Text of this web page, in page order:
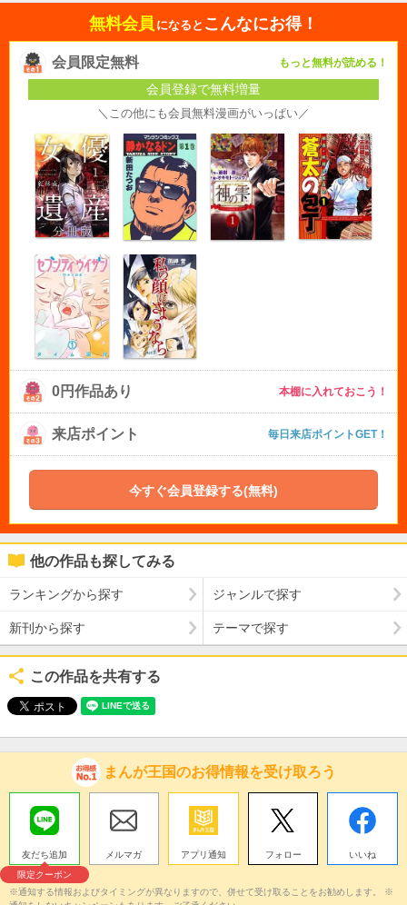
無料会員 になると こんなにお得！
会員限定無料 もっと無料が読める！
会員登録で無料増量
＼この他にも会員無料漫画がいっぱい／
0円作品あり 本棚に入れておこう！
来店ポイント 毎日来店ポイントGET！
今すぐ会員登録する(無料)
他の作品も探してみる
ランキングから探す ジャンルで探す
新刊から探す テーマで探す
この作品を共有する
まんが王国のお得情報を受け取ろう
友だち追加
限定クーポン
メルマガ アプリ通知 フォロー いいね
※通知する情報およびタイミングが異なりますので、併せて受け取ることをお勧めします。 ※